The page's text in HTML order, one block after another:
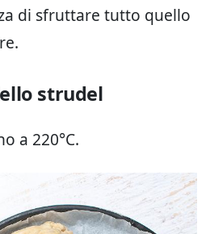
di sfruttare tutto quello
strudel
a 220°C.